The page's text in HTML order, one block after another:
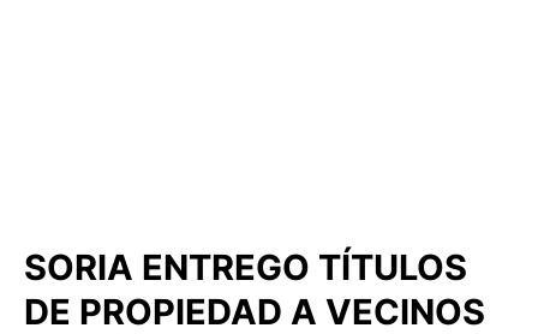
SORIA ENTREGO TÍTULOS
DE PROPIEDAD A VECINOS